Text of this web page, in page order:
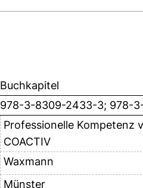
Buchkapitel
978-3-8309-2433-3; 978-
Professionelle Kompetenz
COACTIV
Waxmann
Münster